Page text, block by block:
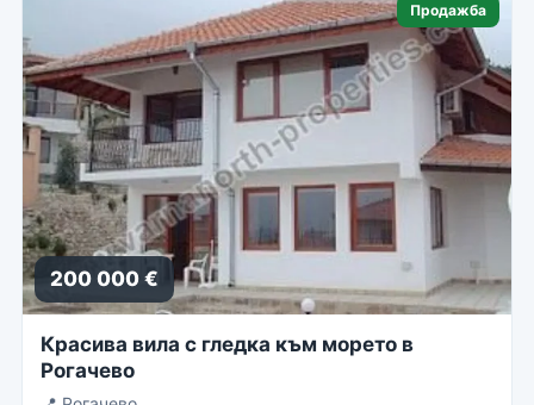
Продажба
200 000 €
Красива вила с гледка към морето в
Рогачево